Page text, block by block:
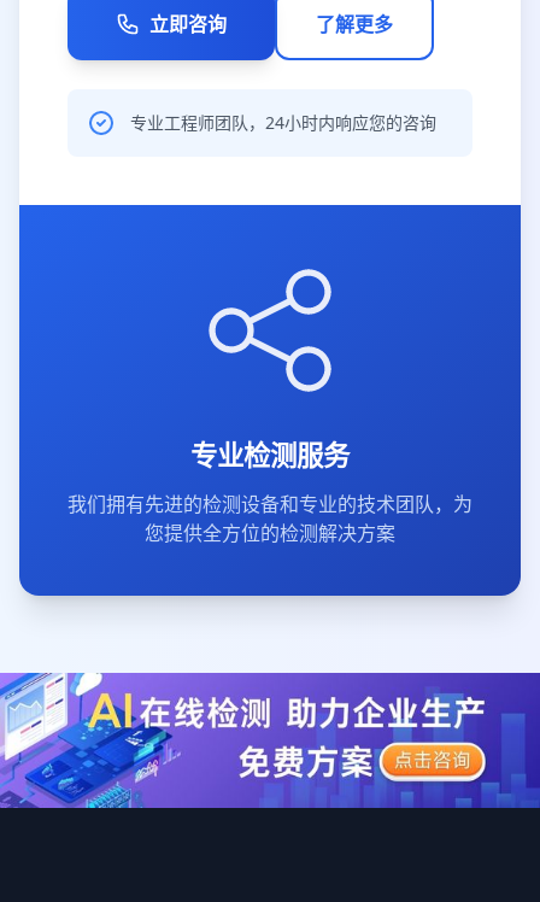
立即咨询 了解更多
专业工程师团队，24小时内响应您的咨询
专业检测服务
我们拥有先进的检测设备和专业的技术团队，为
您提供全方位的检测解决方案